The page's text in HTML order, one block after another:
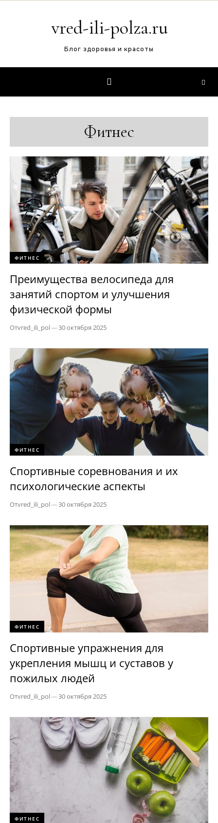
vred-ili-polza.ru
Блог здоровья и красоты
Фитнес
ФИТНЕС
Преимущества велосипеда для
занятий спортом и улучшения
физической формы
Отvred_ili_pol—30 октября 2025
ФИТНЕС
Спортивные соревнования и их
психологические аспекты
Отvred_ili_pol—30 октября 2025
ФИТНЕС
Спортивные упражнения для
укрепления мышц и суставов у
пожилых людей
Отvred_ili_pol—30 октября 2025
ФИТНЕС